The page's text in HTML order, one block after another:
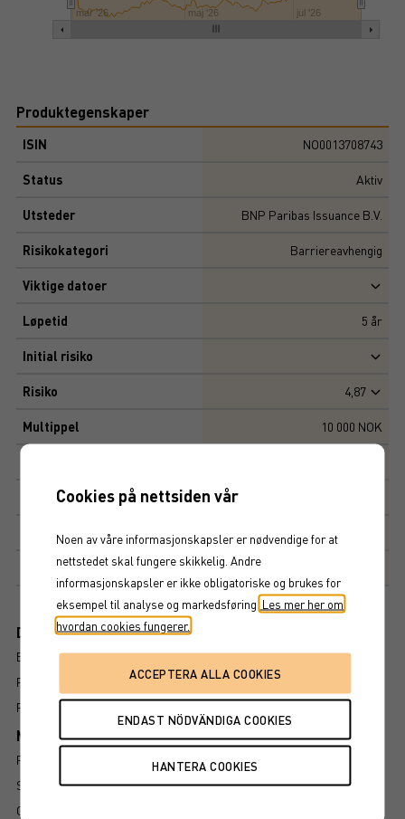
mar '26 maj '26 jul '26
Produktegenskaper
ISIN NO0013708743
Status Aktiv
Utsteder BNP Paribas Issuance B.V.
Risikokategori Barriereavhengig
Viktige datoer
Løpetid 5 år
Initial risiko
Risiko 4,87
Multippel 10 000 NOK
Kapitalbeskyttelse
Avkastningsfaktor
Markedsplass NASDAQ STOCKHOLM AB
Dokument
BROSJYRE
PROSPEKT
FAKTABLAD
Mer information om produkten
RISIKO
SLIK LESER DU FAKTABLADET
GRUNDPROSPEKT
Cookies på nettsiden vår
Noen av våre informasjonskapsler er nødvendige for at
nettstedet skal fungere skikkelig. Andre
informasjonskapsler er ikke obligatoriske og brukes for
eksempel til analyse og markedsføring. Les mer her om
hvordan cookies fungerer.